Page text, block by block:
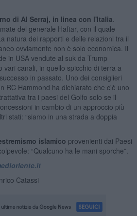
di Al Serraj, in linea con l'Italia
del generale Haftar, con il quale
natura dei rapporti e delle relazioni tra il
ovviamente non è solo economica. Il
in USA vendute al suk da Trump
vari canali, in quello spicchio di terra a
in passato. Uno dei consiglieri
RC Hammond ha dichiarato che c'è uno
tra i paesi del Golfo solo se il
in cambio di un approccio più
stati: “siamo in una strada a doppia
islamico provenienti dai Paesi
“Qualcuno ha le mani sporche”.
Catassi